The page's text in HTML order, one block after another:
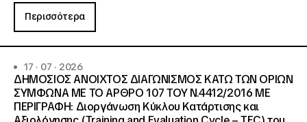
Περισσότερα
17 · 07 · 2026
ΔΗΜΟΣΙΟΣ ΑΝΟΙΧΤΟΣ ΔΙΑΓΩΝΙΣΜΟΣ ΚΑΤΩ ΤΩΝ ΟΡΙΩΝ
ΣΥΜΦΩΝΑ ΜΕ ΤΟ ΑΡΘΡΟ 107 ΤΟΥ Ν.4412/2016 ΜΕ
ΠΕΡΙΓΡΑΦΗ: Διοργάνωση Κύκλου Κατάρτισης και